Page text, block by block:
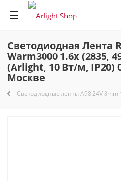
Светодиодная Лента
Warm3000 1.6x (2835,
(Arlight, 10 Вт/м, IP20)
Москве
Светодиодные ленты A98 24V 8mm